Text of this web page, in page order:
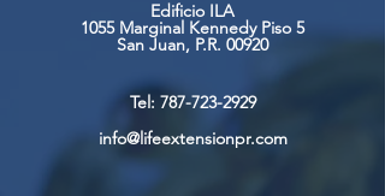
Edificio ILA
1055 Marginal Kennedy Piso 5
San Juan, P.R. 00920
Tel: 787-723-2929
info@lifeextensionpr.com